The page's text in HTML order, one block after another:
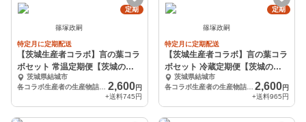
定期
篠塚政嗣
特定月に定期配送
【茨城生産者コラボ】言の葉コラ
ボセット 常温定期便【茨城の美
味いもん】
茨城県結城市
2,600円
+送料745円
定期
篠塚政嗣
特定月に定期配送
【茨城生産者コラボ】言の葉コラ
ボセット 冷蔵定期便【茨城の美
味いもん】
茨城県結城市
各コラボ生産者の生産物詰め合わせ
2,600円
+送料965円